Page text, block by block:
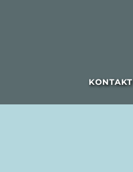
KONTAKT